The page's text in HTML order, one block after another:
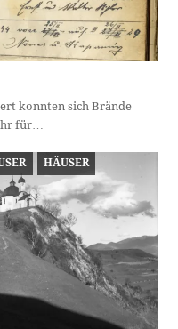
konnten sich Brände
für…
HÄUSER